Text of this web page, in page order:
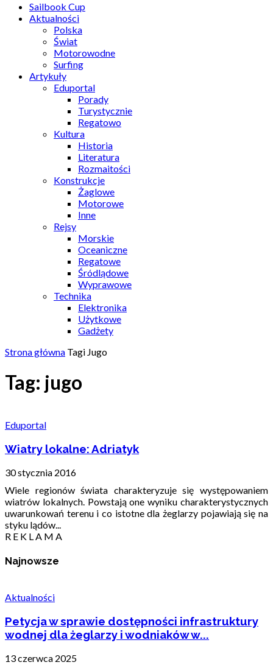
Sailbook Cup
Aktualności
Polska
Świat
Motorowodne
Surfing
Artykuły
Eduportal
Porady
Turystycznie
Regatowo
Kultura
Historia
Literatura
Rozmaitości
Konstrukcje
Żaglowe
Motorowe
Inne
Rejsy
Morskie
Oceaniczne
Regatowe
Śródlądowe
Wyprawowe
Technika
Elektronika
Użytkowe
Gadżety
Strona główna Tagi Jugo
Tag: jugo
Eduportal
Wiatry lokalne: Adriatyk
30 stycznia 2016
Wiele regionów świata charakteryzuje się występowaniem
wiatrów lokalnych. Powstają one wyniku charakterystycznych
uwarunkowań terenu i co istotne dla żeglarzy pojawiają się na
styku lądów...
R E K L A M A
Najnowsze
Aktualności
Petycja w sprawie dostępności infrastruktury
wodnej dla żeglarzy i wodniaków w...
13 czerwca 2025